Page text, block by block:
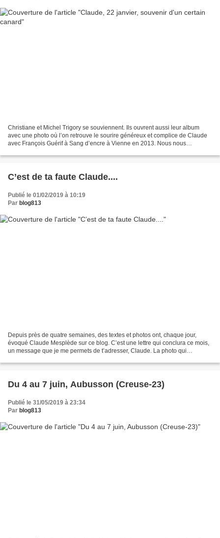
Christiane et Michel Trigory se souviennent. Ils ouvrent aussi leur album
avec une photo où l’on retrouve le sourire généreux et complice de Claude
avec François Guérif à Sang d’encre à Vienne en 2013. Nous nous
C’est de ta faute Claude....
Publié le 01/02/2019 à 10:19
Par blog813
Depuis près de quatre semaines, des textes et photos ont, chaque jour,
évoqué Claude Mesplède sur ce blog. C’est une lettre qui conclura ce mois,
un message que je me permets de t’adresser, Claude. La photo qui
Du 4 au 7 juin, Aubusson (Creuse-23)
Publié le 31/05/2019 à 23:34
Par blog813